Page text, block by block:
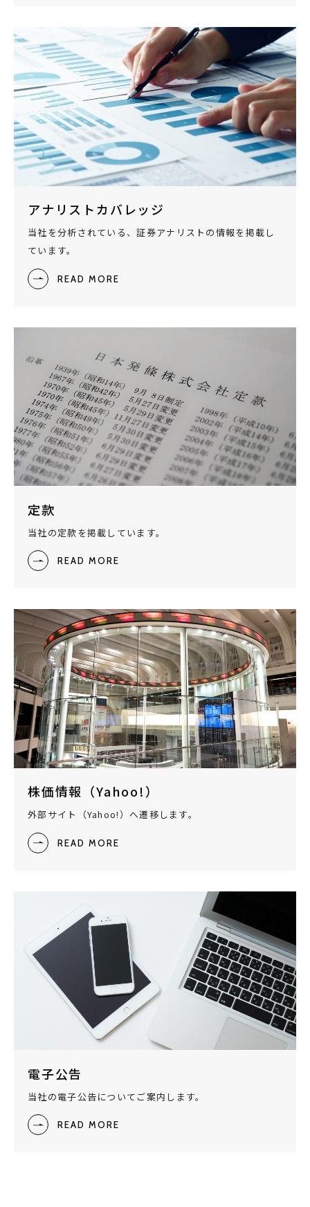
アナリストカバレッジ
当社を分析されている、証券アナリストの情報を掲載し
ています。
READ MORE
定款
当社の定款を掲載しています。
READ MORE
株価情報（Yahoo!）
外部サイト（Yahoo!）へ遷移します。
READ MORE
電子公告
当社の電子公告についてご案内します。
READ MORE